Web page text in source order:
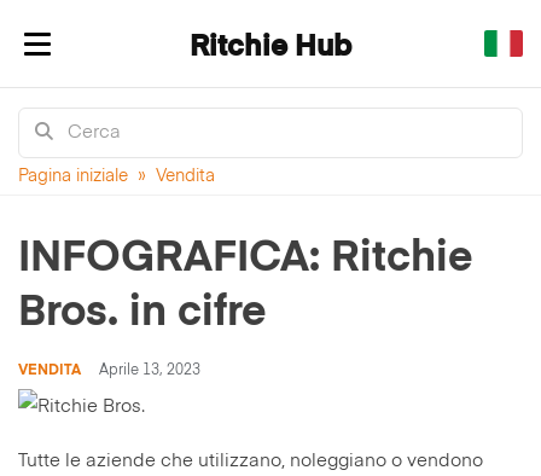
Mostra/nascondi navigazione
Ritchie Hub
Pagina iniziale » Vendita
INFOGRAFICA: Ritchie
Bros. in cifre
VENDITA Aprile 13, 2023
Tutte le aziende che utilizzano, noleggiano o vendono